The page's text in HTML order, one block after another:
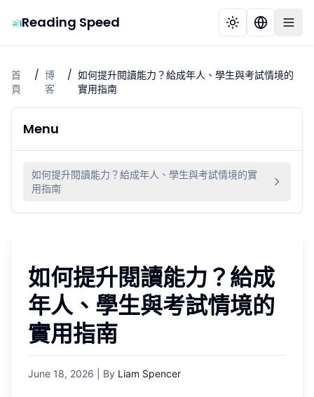
Reading Speed
首
頁
/ 博
客
/ 如何提升閱讀能力？給成年人、學生與考試情境的
實用指南
Menu
如何提升閱讀能力？給成年人、學生與考試情境的實
用指南
如何提升閱讀能力？給成
年人、學生與考試情境的
實用指南
June 18, 2026 | By Liam Spencer